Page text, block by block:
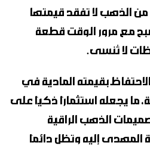
من الذهب لا تفقد قيمتها
مع مرور الوقت قطعة
لا تُنسى.
بقيمته المادية في
ما يجعله استثمارًا ذكيًا على
الذهب
الراقية
إليه وتظل دائمًا